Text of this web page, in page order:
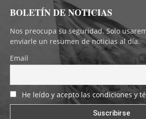
BOLETÍN DE NOTICIAS
Nos preocupa su seguridad. Solo
enviarle un resumen de noticias al día.
Email
He leído y acepto las condiciones y